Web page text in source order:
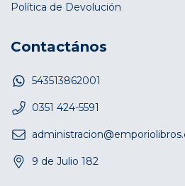
Política de Devolución
Contactános
543513862001
0351 424-5591
9 de Julio 182